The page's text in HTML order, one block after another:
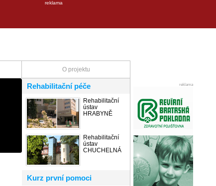
reklama
O projektu
Rehabilitační péče
Rehabilitační
ústav
HRABYNĚ
Rehabilitační
ústav
CHUCHELNÁ
Kurz první pomoci
reklama